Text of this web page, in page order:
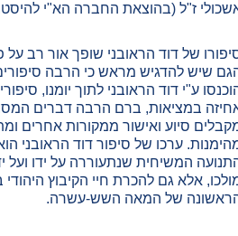
ז"ל (בהוצאת החברה הא"י
של דוד הראובני שופך אור רב
שיש להדגיש מראש כי הרבה סיפורים
ע"י דוד הראובני לתוך יומנו,
במציאות, ברם הרבה דברים
סיוע ואישור ממקורות אחרים
ערכו של סיפור דוד הראובני
המשיחית שנתעוררה על ידו ועל
אלא גם להכרת חיי הקיבוץ
של המאה השש-עשרה.